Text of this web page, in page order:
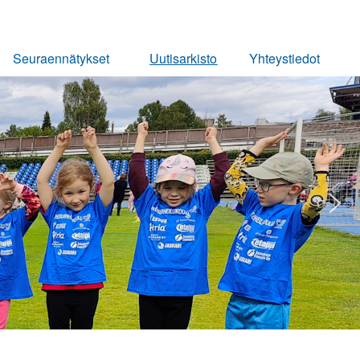
Seuraennätykset
Miehet
Naiset
Pojat
Tytöt
Uutisarkisto
Yhteystiedot
Ota yhteyttä